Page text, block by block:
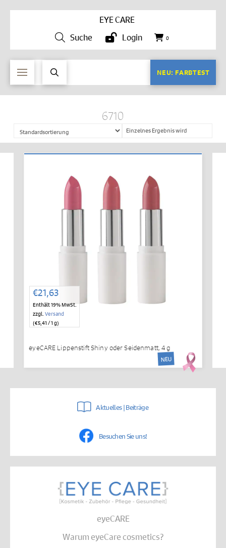
EYE CARE
Suche
Login 0
NEU: FARBTEST
6710
Einzelnes Ergebnis wird
angezeigt
€21,63
Enthält 19% MwSt.
zzgl. Versand
(€5,41 / 1 g)
eyeCARE Lippenstift Shiny oder Seidenmatt, 4 g
NEU
Aktuelles | Beiträge
Besuchen Sie uns!
eyeCARE
Warum eyeCare cosmetics?